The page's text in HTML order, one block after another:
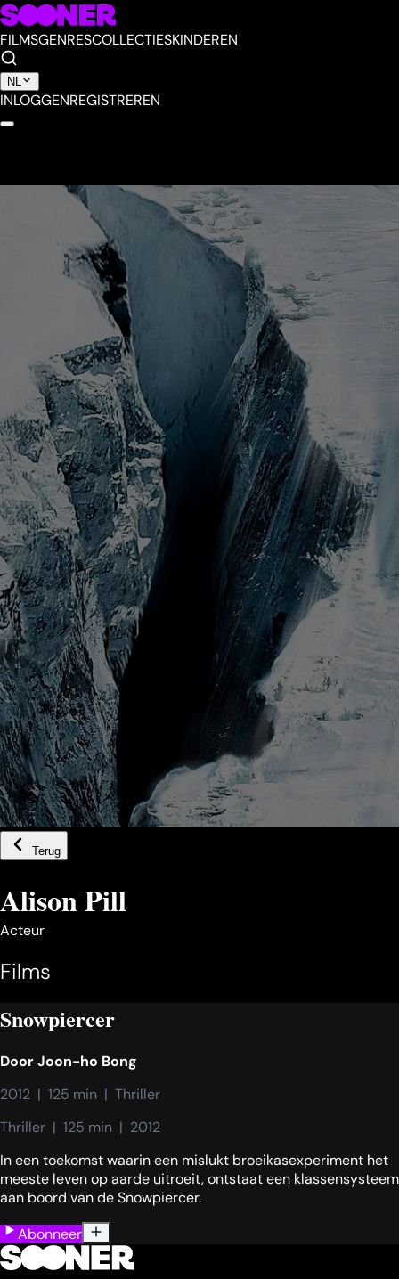
FILMSGENRESCOLLECTIESKINDEREN
NL
INLOGGENREGISTREREN
Terug
Alison Pill
Acteur
Films
Snowpiercer
DoorJoon-ho Bong
2012  |  125 min  |  Thriller
Thriller  |  125 min  |  2012
In een toekomst waarin een mislukt broeikasexperiment het
meeste leven op aarde uitroeit, ontstaat een klassensysteem
aan boord van de Snowpiercer.
Abonneer